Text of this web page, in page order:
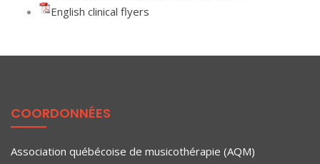
English clinical flyers
COORDONNÉES
Association québécoise de musicothérapie (AQM)